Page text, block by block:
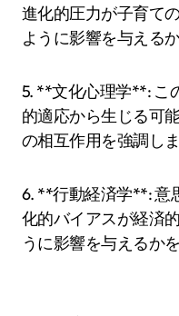
進化的圧力が子育て
ように影響を与える
5. **文化心理学**: こ
的適応から生じる可
の相互作用を強調しま
6. **行動経済学**: 意
化的バイアスが経済
うに影響を与えるか